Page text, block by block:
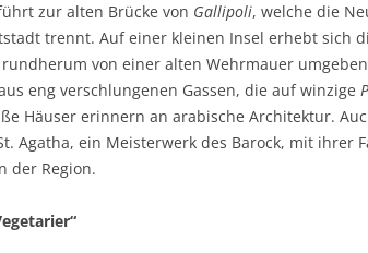
zur alten Brücke von Gallipoli, welche die
trennt. Auf einer kleinen Insel erhebt sich
von einer alten Wehrmauer
eng verschlungenen Gassen, die auf winzige
Häuser erinnern an arabische Architektur.
Agatha, ein Meisterwerk des Barock, mit ihrer
der Region.